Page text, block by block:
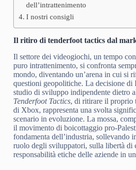
dell’intrattenimento
I nostri consigli
Il ritiro di tenderfoot tactics dal
Il settore dei videogiochi, un tempo
puro intrattenimento, si confronta
mondo, diventando un’arena in cui si
questioni geopolitiche. La decisione di
studio di sviluppo indipendente dietro
Tenderfoot Tactics, di ritirare il proprio
di Xbox, rappresenta una svolta
scenario in evoluzione. La mossa,
il movimento di boicottaggio pro-
fondamenta dell’industria, sollevando
ruolo degli sviluppatori, sulla libertà di
responsabilità etiche delle aziende in